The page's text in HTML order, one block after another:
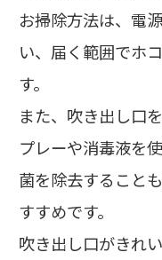
お掃除方法は、電
い、届く範囲でホ
す。
また、吹き出し口
プレーや消毒液を
菌を除去すること
すすめです。
吹き出し口がきれ